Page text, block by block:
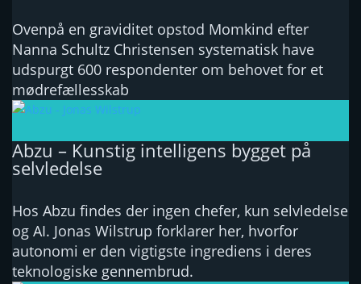
Ovenpå en graviditet opstod Momkind efter
Nanna Schultz Christensen systematisk have
udspurgt 600 respondenter om behovet for et
mødrefællesskab
Abzu – Kunstig intelligens bygget på
selvledelse
Hos Abzu findes der ingen chefer, kun selvledelse
og AI. Jonas Wilstrup forklarer her, hvorfor
autonomi er den vigtigste ingrediens i deres
teknologiske gennembrud.